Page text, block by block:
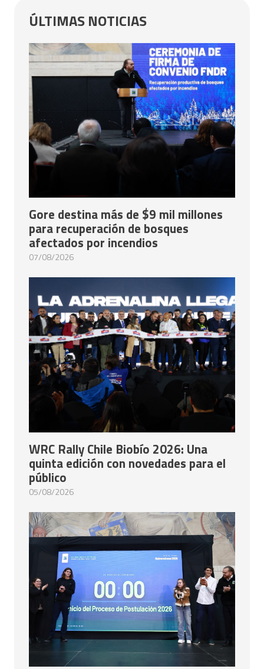
ÚLTIMAS NOTICIAS
Gore destina más de $9 mil millones
para recuperación de bosques
afectados por incendios
07/08/2026
WRC Rally Chile Biobío 2026: Una
quinta edición con novedades para el
público
05/08/2026